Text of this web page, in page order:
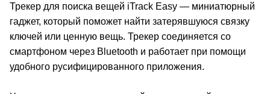
Трекер для поиска вещей iTrack Easy — миниатюрный
гаджет, который поможет найти затерявшуюся связку
ключей или ценную вещь. Трекер соединяется со
смартфоном через Bluetooth и работает при помощи
удобного русифицированного приложения.